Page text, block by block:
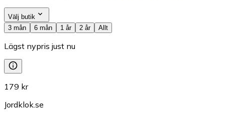
Välj butik
3 mån
6 mån 1 år 2 år Allt
Lägst nypris just nu
179 kr
Jordklok.se